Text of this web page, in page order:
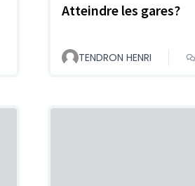
Atteindre les gares?
TENDRON HENRI